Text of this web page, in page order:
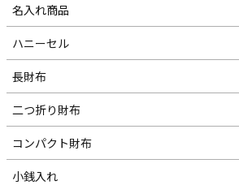
名入れ商品
ハニーセル
長財布
二つ折り財布
コンパクト財布
小銭入れ